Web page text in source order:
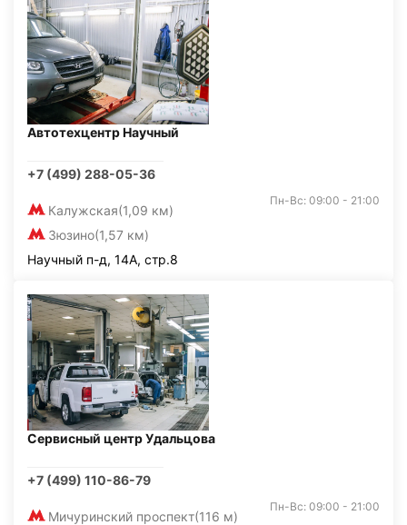
Автотехцентр Научный
+7 (499) 288-05-36
Калужская(1,09 км)
Зюзино(1,57 км)
Пн-Вс: 09:00 - 21:00
Научный п-д, 14А, стр.8
Сервисный центр Удальцова
+7 (499) 110-86-79
Мичуринский проспект(116 м)
Пн-Вс: 09:00 - 21:00